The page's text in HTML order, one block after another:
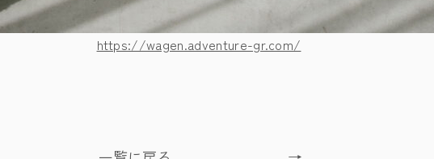
https://wagen.adventure-gr.com/